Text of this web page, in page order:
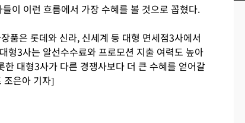
이 이런 흐름에서 가장 수혜를 볼 것으로 꼽혔다.
품은 롯데와 신라, 신세계 등 대형 면세점3사에서
형3사는 알선수수료와 프로모션 지출 여력도 높아
대형3사가 다른 경쟁사보다 더 큰 수혜를 얻어갈
조은아 기자]